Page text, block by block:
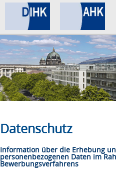
Home
Datenschutz
Impressum
Datenschutz
Information über die Erhebung
personenbezogenen Daten im
Bewerbungsverfahrens